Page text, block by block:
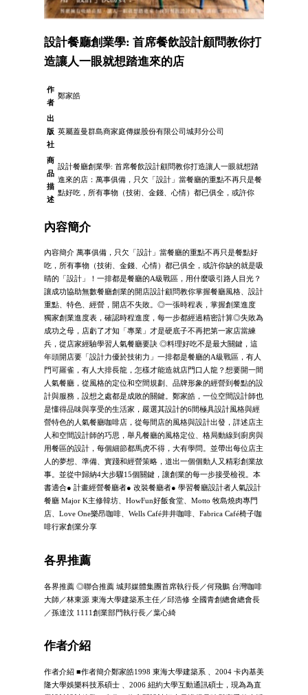
設計餐廳創業學: 首席餐飲設計顧問教你打
造讓人一眼就想踏進來的店
作
者
鄭家皓
出
版
社
英屬蓋曼群島商家庭傳媒股份有限公司城邦分公司
商
品
描
述
設計餐廳創業學: 首席餐飲設計顧問教你打造讓人一眼就想踏
進來的店：萬事俱備，只欠「設計」當餐廳的重點不再只是餐
點好吃，所有事物（技術、金錢、心情）都已俱全，或許你
內容簡介
內容簡介 萬事俱備，只欠「設計」當餐廳的重點不再只是餐點好
吃，所有事物（技術、金錢、心情）都已俱全，或許你缺的就是吸
睛的「設計」！一排都是餐廳的A級戰區，用什麼吸引路人目光？
讓成功協助無數餐廳創業的開店設計顧問教你掌握餐廳風格、設計
重點、特色、經營，開店不失敗。◎一張時程表，掌握創業進度
獨家創業進度表，確認時程進度，每一步都經過精密計算◎失敗為
成功之母，店虧了才知「專業」才是硬底子不再把第一家店當練
兵，從店家經驗學習人氣餐廳要訣 ◎料理好吃不是最大關鍵，這
年頭開店要「設計力優於技術力」一排都是餐廳的A級戰區，有人
門可羅雀，有人大排長龍，怎樣才能造就店門口人龍？想要開一間
人氣餐廳，從風格的定位和空間規劃、品牌形象的經營到餐點的設
計與服務，設想之處都是成敗的關鍵。鄭家皓，一位空間設計師也
是懂得品味與享受的生活家，嚴選其設計的6間極具設計風格與經
營特色的人氣餐廳咖啡店，從每間店的風格與設計出發，詳述店主
人和空間設計師的巧思，舉凡餐廳的風格定位、格局動線到廚房與
用餐區的設計，每個細節都馬虎不得，大有學問。並帶出每位店主
人的夢想、準備、實踐和經營策略，道出一個個動人又精彩創業故
事。並從中歸納4大步驟15個關鍵，讓創業的每一步接受檢視。本
書適合● 計畫經營餐廳者● 改裝餐廳者● 學習餐廳設計者人氣設計
餐廳 Major K主修韓坊、HowFun好飯食堂、Motto 牧島燒肉專門
店、Love One樂昂咖啡、Wells Café井井咖啡、Fabrica Café椅子咖
啡行家創業分享
各界推薦
各界推薦 ◎聯合推薦 城邦媒體集團首席執行長／何飛鵬 台灣咖啡
大師／林東源 東海大學建築系主任／邱浩修 全國青創總會總會長
／孫達汶 1111創業部門執行長／葉心綺
作者介紹
作者介紹 ■作者簡介鄭家皓1998 東海大學建築系 、2004 卡內基美
隆大學娛樂科技系碩士 、2006 紐約大學互動通訊碩士，現為為直